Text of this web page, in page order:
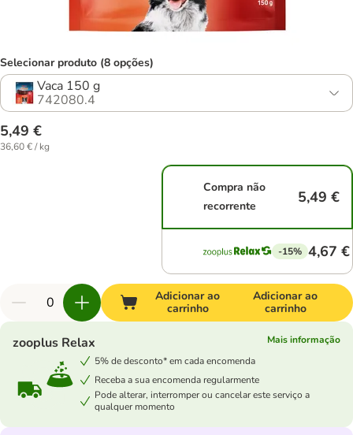
Selecionar produto (8 opções)
Vaca 150 g
742080.4
5,49 €
36,60 € / kg
Compra não
recorrente
5,49 €
-15% 4,67 €
Adicionar ao
carrinho
Adicionar ao
carrinho
zooplus Relax
Mais informação
5% de desconto* em cada encomenda
Receba a sua encomenda regularmente
Pode alterar, interromper ou cancelar este serviço a
qualquer momento